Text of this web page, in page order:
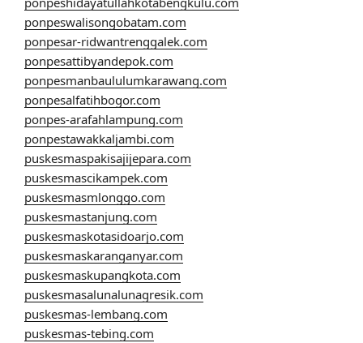
ponpeswalisongobatam.com
ponpesar-ridwantrenggalek.com
ponpesattibyandepok.com
ponpesmanbaululumkarawang.com
ponpesalfatihbogor.com
ponpes-arafahlampung.com
ponpestawakkaljambi.com
puskesmaspakisajijepara.com
puskesmascikampek.com
puskesmasmlonggo.com
puskesmastanjung.com
puskesmaskotasidoarjo.com
puskesmaskaranganyar.com
puskesmaskupangkota.com
puskesmasalunalunagresik.com
puskesmas-lembang.com
puskesmas-tebing.com